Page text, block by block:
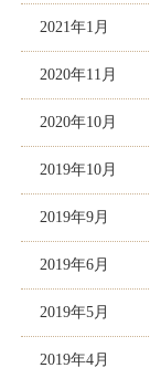
2021年1月
2020年11月
2020年10月
2019年10月
2019年9月
2019年6月
2019年5月
2019年4月